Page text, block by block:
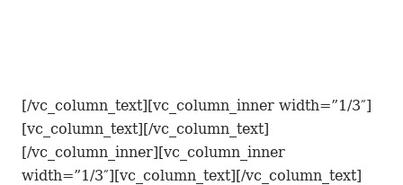
[/vc_column_text][vc_column_inner width=”1/3″]
[vc_column_text][/vc_column_text]
[/vc_column_inner][vc_column_inner
width=”1/3″][vc_column_text][/vc_column_text]